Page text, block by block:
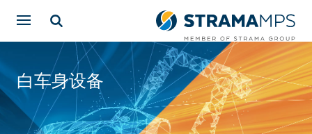
白车身设备